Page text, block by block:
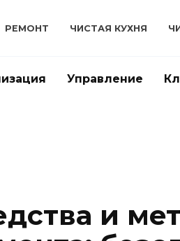
РЕМОНТ ЧИСТАЯ КУХНЯ
Управление
и